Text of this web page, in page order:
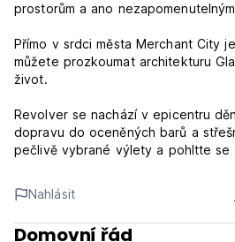
prostorům a ano
Přímo v srdci města Merchant City
můžete prozkoumat architekturu
život.
Revolver se nachází v epicentru
dopravu do oceněných barů a
pečlivě vybrané výlety a pohltte se
místní obyvatelé.
Zásady a stav revolveru:
Nahlásit
Domovní řád